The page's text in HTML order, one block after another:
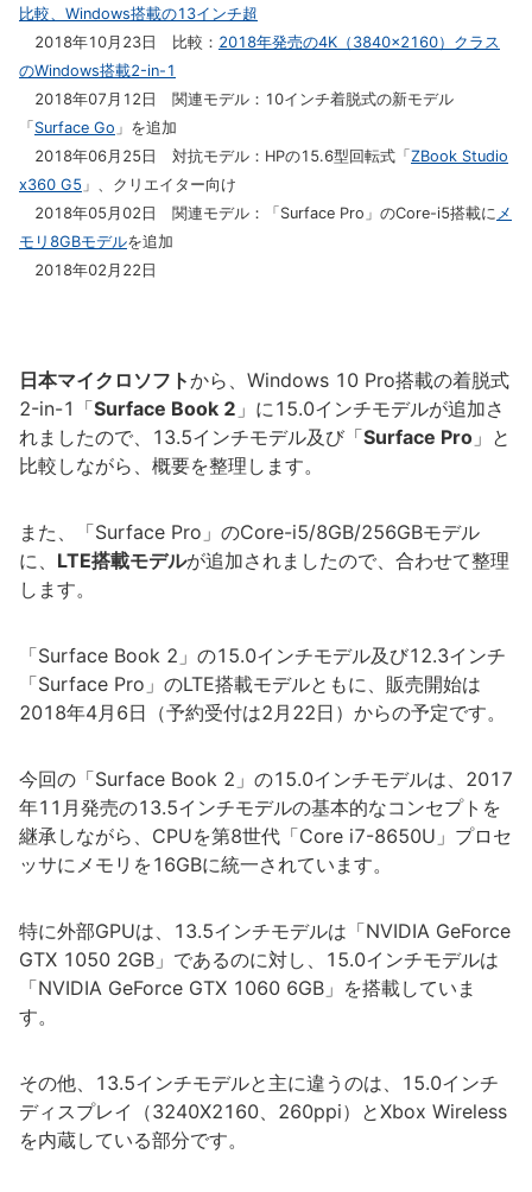
比較、Windows搭載の13インチ超
2018年10月23日 比較： 2018年発売の4K（3840x2160）クラス
のWindows搭載2-in-1
2018年07月12日 関連モデル：10インチ着脱式の新モデル
「Surface Go 」を追加
2018年06月25日 対抗モデル：HPの15.6型回転式「ZBook Studio
x360 G5 」、クリエイター向け
2018年05月02日 関連モデル：「Surface Pro」のCore-i5搭載に メ
モリ8GBモデルを追加
2018年02月22日
日本マイクロソフトから、Windows 10 Pro搭載の着脱式
2-in-1「Surface Book 2 」に15.0インチモデルが追加さ
れましたので、13.5インチモデル及び「Surface Pro 」と
比較しながら、概要を整理します。
また、「Surface Pro」のCore-i5/8GB/256GBモデル
に、 LTE搭載モデルが追加されましたので、合わせて整理
します。
「Surface Book 2」の15.0インチモデル及び12.3インチ
「Surface Pro」のLTE搭載モデルともに、販売開始は
2018年4月6日（予約受付は2月22日）からの予定です。
今回の「Surface Book 2」の15.0インチモデルは、2017
年11月発売の13.5インチモデルの基本的なコンセプトを
継承しながら、CPUを第8世代「Core i7-8650U」プロセ
ッサにメモリを16GBに統一されています。
特に外部GPUは、13.5インチモデルは「NVIDIA GeForce
GTX 1050 2GB」であるのに対し、15.0インチモデルは
「NVIDIA GeForce GTX 1060 6GB」を搭載していま
す。
その他、13.5インチモデルと主に違うのは、15.0インチ
ディスプレイ（3240X2160、260ppi）とXbox Wireless
を内蔵している部分です。